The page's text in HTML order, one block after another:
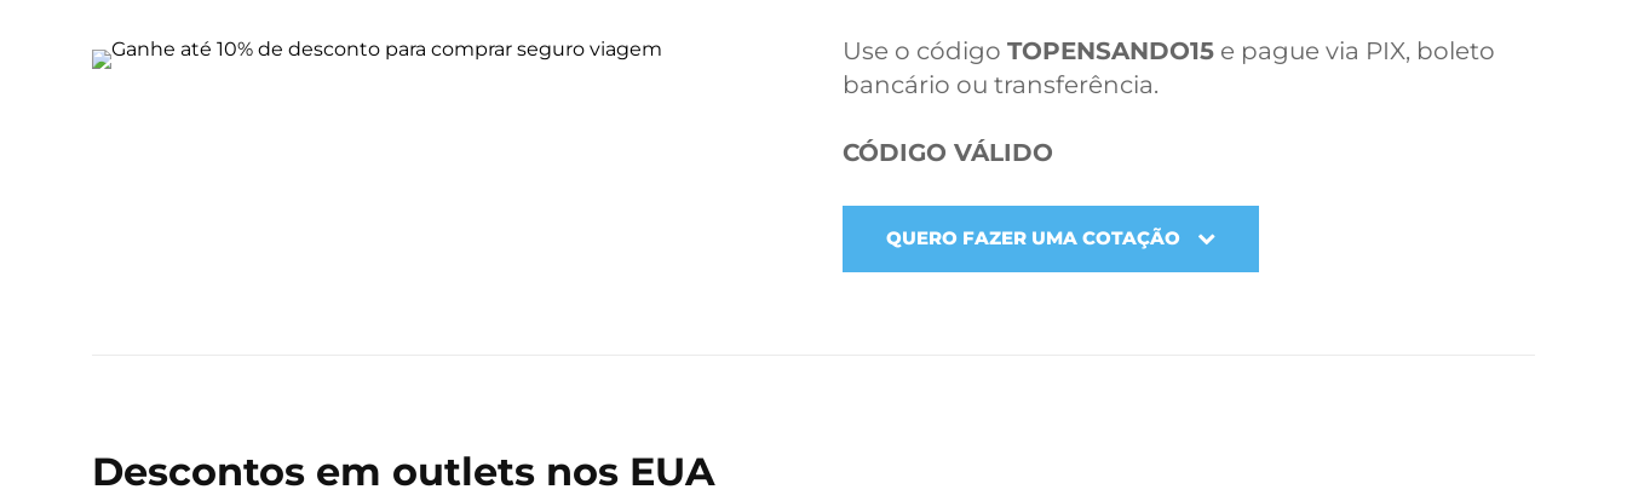
Use o código TOPENSANDO15 e pague via PIX, boleto
bancário ou transferência.
CÓDIGO VÁLIDO
QUERO FAZER UMA COTAÇÃO
Descontos em outlets nos EUA